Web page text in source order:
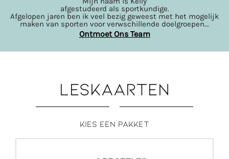
afgestudeerd als sportkundige.
Afgelopen jaren ben ik veel bezig geweest met het mogelijk
maken van sporten voor verwschillende doelgroepen...
Ontmoet Ons Team
LESKAARTEN
Kies een pakket